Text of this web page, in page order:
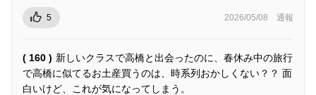
5 2026/05/08 通報
( 160 ) 新しいクラスで高橋と出会ったのに、春休み中の旅行
で高橋に似てるお土産買うのは、時系列おかしくない？？ 面
白いけど、これが気になってしまう。